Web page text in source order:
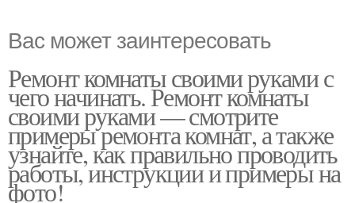
Вас может заинтересовать
Ремонт комнаты своими руками с
чего начинать. Ремонт комнаты
своими руками — смотрите
примеры ремонта комнат, а также
узнайте, как правильно проводить
работы, инструкции и примеры на
фото!